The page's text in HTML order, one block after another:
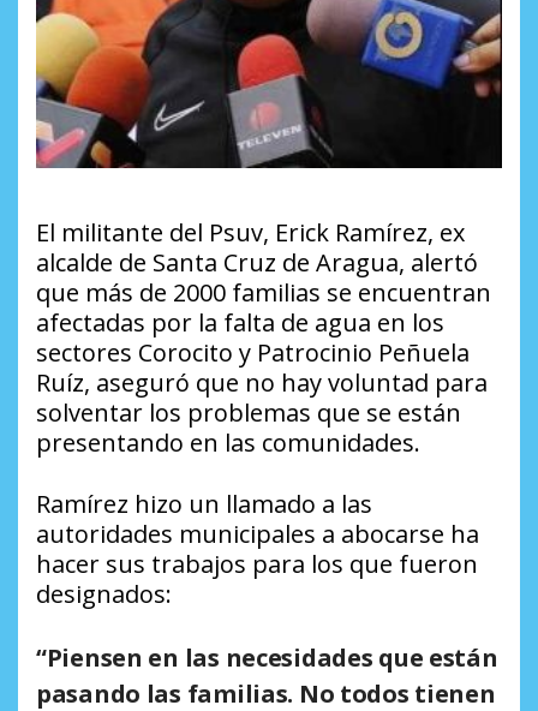
El militante del Psuv, Erick Ramírez, ex
alcalde de Santa Cruz de Aragua, alertó
que más de 2000 familias se encuentran
afectadas por la falta de agua en los
sectores Corocito y Patrocinio Peñuela
Ruíz, aseguró que no hay voluntad para
solventar los problemas que se están
presentando en las comunidades.
Ramírez hizo un llamado a las
autoridades municipales a abocarse ha
hacer sus trabajos para los que fueron
designados:
“Piensen en las necesidades que están
pasando las familias. No todos tienen